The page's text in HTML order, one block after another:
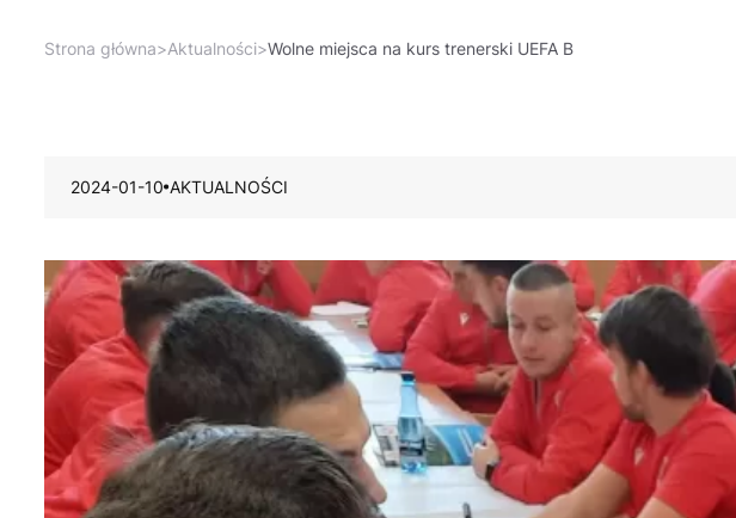
Strona główna>Aktualności>Wolne miejsca na kurs trenerski UEFA B
2024-01-10 AKTUALNOŚCI